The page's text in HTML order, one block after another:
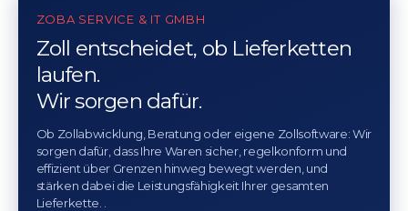
ZOBA SERVICE & IT GMBH
Zoll entscheidet, ob Lieferketten
laufen.
Wir sorgen dafür.
Ob Zollabwicklung, Beratung oder eigene Zollsoftware: Wir
sorgen dafür, dass Ihre Waren sicher, regelkonform und
effizient über Grenzen hinweg bewegt werden, und
stärken dabei die Leistungsfähigkeit Ihrer gesamten
Lieferkette. .